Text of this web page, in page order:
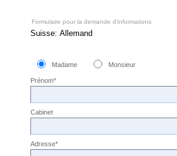
Formulaire pour la demande d'informations
Suisse: Allemand
Madame Monsieur
Prénom*
Cabinet
Adresse*